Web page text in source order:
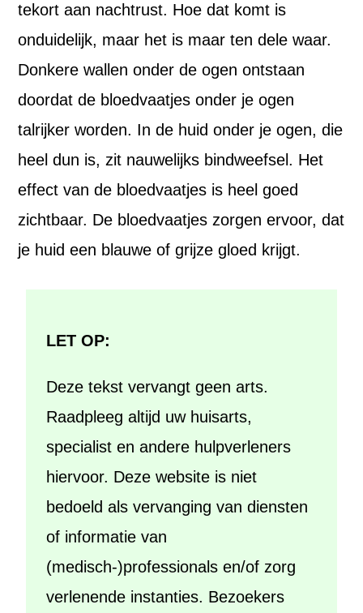
tekort aan nachtrust. Hoe dat komt is
onduidelijk, maar het is maar ten dele waar.
Donkere wallen onder de ogen ontstaan
doordat de bloedvaatjes onder je ogen
talrijker worden. In de huid onder je ogen, die
heel dun is, zit nauwelijks bindweefsel. Het
effect van de bloedvaatjes is heel goed
zichtbaar. De bloedvaatjes zorgen ervoor, dat
je huid een blauwe of grijze gloed krijgt.
LET OP:
Deze tekst vervangt geen arts.
Raadpleeg altijd uw huisarts,
specialist en andere hulpverleners
hiervoor. Deze website is niet
bedoeld als vervanging van diensten
of informatie van
(medisch-)professionals en/of zorg
verlenende instanties. Bezoekers